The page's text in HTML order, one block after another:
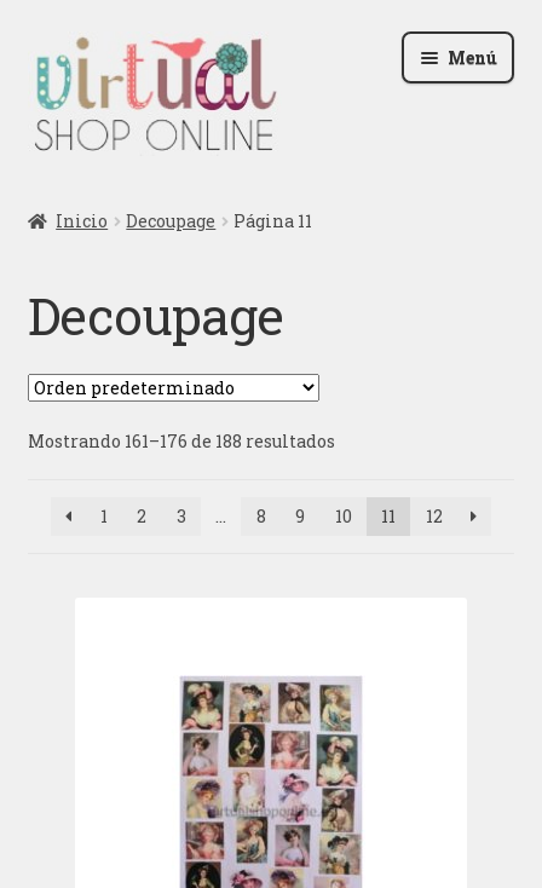
la
navegación
al
contenido
Menú
Contactar
Blog
Iniciar sesión
Inicio Decoupage Página 11
Decoupage
Mostrando 161–176 de 188 resultados
1 2 3 … 8 9 10 11 12